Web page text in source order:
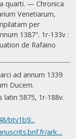
quarti. — Chronica
Venetiarum,
per
1387". 1r-133v :
de Rafaino
ad annum 1339
Ducem.
latin 5875, 1r-188v.
btv1b9...
ark:...